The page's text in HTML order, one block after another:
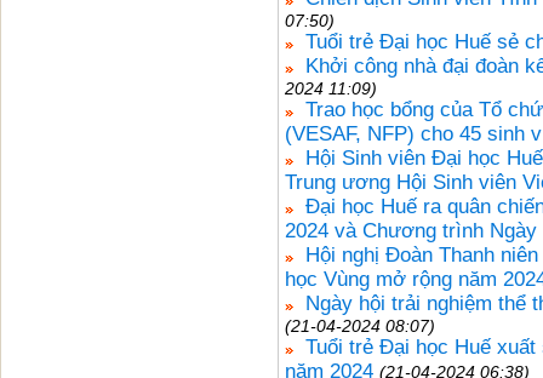
07:50)
Tuổi trẻ Đại học Huế sẻ
Khởi công nhà đại đoàn
2024 11:09)
Trao học bổng của Tổ
(VESAF, NFP) cho 45 sinh
Hội Sinh viên Đại học
Trung ương Hội Sinh viên
Đại học Huế ra quân
2024 và Chương trình Ngày
Hội nghị Đoàn Thanh
học Vùng mở rộng năm
Ngày hội trải nghiệm thể
(21-04-2024 08:07)
Tuổi trẻ Đại học Huế
năm 2024 (21-04-2024 06:38)